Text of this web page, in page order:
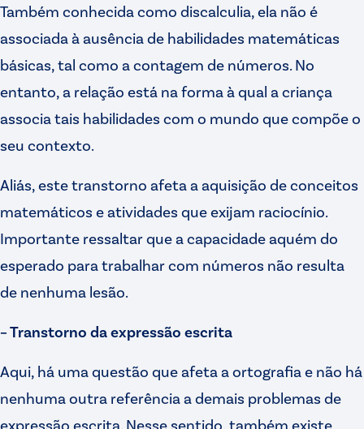
Também conhecida como discalculia, ela não é
associada à ausência de habilidades matemáticas
básicas, tal como a contagem de números. No
entanto, a relação está na forma à qual a criança
associa tais habilidades com o mundo que compõe o
seu contexto.
Aliás, este transtorno afeta a aquisição de conceitos
matemáticos e atividades que exijam raciocínio.
Importante ressaltar que a capacidade aquém do
esperado para trabalhar com números não resulta
de nenhuma lesão.
– Transtorno da expressão escrita
Aqui, há uma questão que afeta a ortografia e não há
nenhuma outra referência a demais problemas de
expressão escrita. Nesse sentido, também existe